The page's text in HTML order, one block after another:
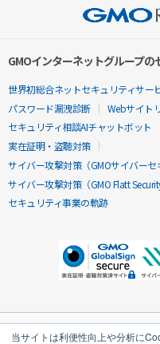
当サイトは利便性向上や分析に
GMOインターネットグループ
世界初総合ネットセキュリティサー
パスワード漏洩診断
Webサイト
セキュリティ相談AIチャットボット
実在証明・盗聴対策
サイバー攻撃対策（GMOサイバーセ
サイバー攻撃対策（GMO Flatt Security
セキュリティ事業の軌跡